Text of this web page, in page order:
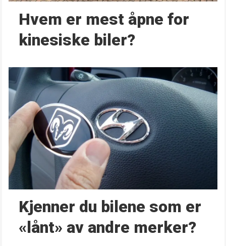
Hvem er mest åpne for
kinesiske biler?
Kjenner du bilene som er
«lånt» av andre merker?